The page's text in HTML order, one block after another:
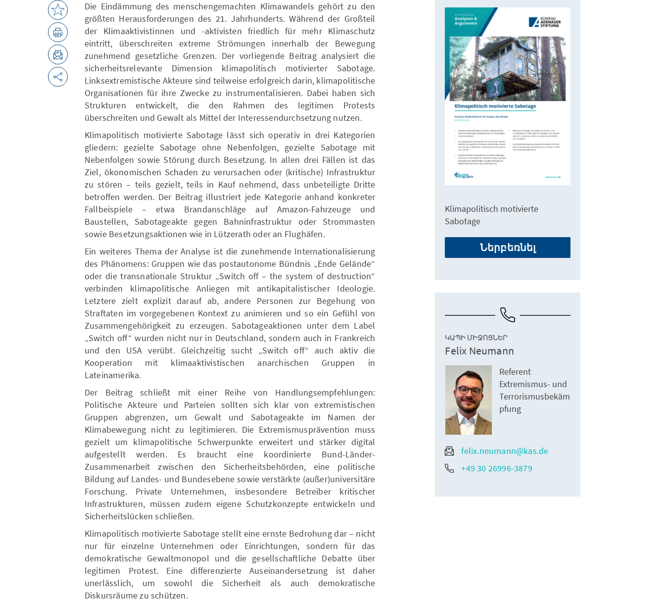
Die Eindämmung des menschengemachten Klimawandels gehört zu den
größten Herausforderungen des 21. Jahrhunderts. Während der Großteil
der Klimaaktivistinnen und -aktivisten friedlich für mehr Klimaschutz
eintritt, überschreiten extreme Strömungen innerhalb der Bewegung
zunehmend gesetzliche Grenzen. Der vorliegende Beitrag analysiert die
sicherheitsrelevante Dimension klimapolitisch motivierter Sabotage.
Linksextremistische Akteure sind teilweise erfolgreich darin, klimapolitische
Organisationen für ihre Zwecke zu instrumentalisieren. Dabei haben sich
Strukturen entwickelt, die den Rahmen des legitimen Protests
überschreiten und Gewalt als Mittel der Interessendurchsetzung nutzen.
Klimapolitisch motivierte Sabotage lässt sich operativ in drei Kategorien
gliedern: gezielte Sabotage ohne Nebenfolgen, gezielte Sabotage mit
Nebenfolgen sowie Störung durch Besetzung. In allen drei Fällen ist das
Ziel, ökonomischen Schaden zu verursachen oder (kritische) Infrastruktur
zu stören – teils gezielt, teils in Kauf nehmend, dass unbeteiligte Dritte
betroffen werden. Der Beitrag illustriert jede Kategorie anhand konkreter
Fallbeispiele – etwa Brandanschläge auf Amazon-Fahrzeuge und
Baustellen, Sabotageakte gegen Bahninfrastruktur oder Strommasten
sowie Besetzungsaktionen wie in Lützerath oder an Flughäfen.
Ein weiteres Thema der Analyse ist die zunehmende Internationalisierung
des Phänomens: Gruppen wie das postautonome Bündnis „Ende Gelände“
oder die transnationale Struktur „Switch off – the system of destruction“
verbinden klimapolitische Anliegen mit antikapitalistischer Ideologie.
Letztere zielt explizit darauf ab, andere Personen zur Begehung von
Straftaten im vorgegebenen Kontext zu animieren und so ein Gefühl von
Zusammengehörigkeit zu erzeugen. Sabotageaktionen unter dem Label
„Switch off“ wurden nicht nur in Deutschland, sondern auch in Frankreich
und den USA verübt. Gleichzeitig sucht „Switch off“ auch aktiv die
Kooperation mit klimaaktivistischen anarchischen Gruppen in
Lateinamerika.
Der Beitrag schließt mit einer Reihe von Handlungsempfehlungen:
Politische Akteure und Parteien sollten sich klar von extremistischen
Gruppen abgrenzen, um Gewalt und Sabotageakte im Namen der
Klimabewegung nicht zu legitimieren. Die Extremismusprävention muss
gezielt um klimapolitische Schwerpunkte erweitert und stärker digital
aufgestellt werden. Es braucht eine koordinierte Bund-Länder-
Zusammenarbeit zwischen den Sicherheitsbehörden, eine politische
Bildung auf Landes- und Bundesebene sowie verstärkte (außer)universitäre
Forschung. Private Unternehmen, insbesondere Betreiber kritischer
Infrastrukturen, müssen zudem eigene Schutzkonzepte entwickeln und
Sicherheitslücken schließen.
Klimapolitisch motivierte Sabotage stellt eine ernste Bedrohung dar – nicht
nur für einzelne Unternehmen oder Einrichtungen, sondern für das
demokratische Gewaltmonopol und die gesellschaftliche Debatte über
legitimen Protest. Eine differenzierte Auseinandersetzung ist daher
unerlässlich, um sowohl die Sicherheit als auch demokratische
Diskursräume zu schützen.
Klimapolitisch motivierte
Sabotage
Ներբեռնել
ԿԱՊԻ ՄԻՋՈՑՆԵՐ
Felix Neumann
Referent
Extremismus- und
Terrorismusbekäm
pfung
felix.neumann@kas.de
+49 30 26996-3879